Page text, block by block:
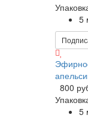
5
800
5